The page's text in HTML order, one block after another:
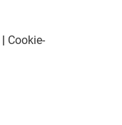
| Cookie-